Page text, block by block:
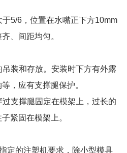
5/6，位置在水嘴正下方10mm
、间距均匀。
装和存放。安装时下方有外露
，应有支撑腿保护。
支撑腿固定在模架上，过长的
紧固在模架上。
定的注塑机要求，除小型模具